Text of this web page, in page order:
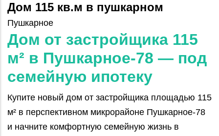
Дом 115 кв.м в пушкарном
Пушкарное
Дом от застройщика 115
м² в Пушкарное‑78 — под
семейную ипотеку
Купите новый дом от застройщика площадью 115
м² в перспективном микрорайоне Пушкарное‑78
и начните комфортную семейную жизнь в